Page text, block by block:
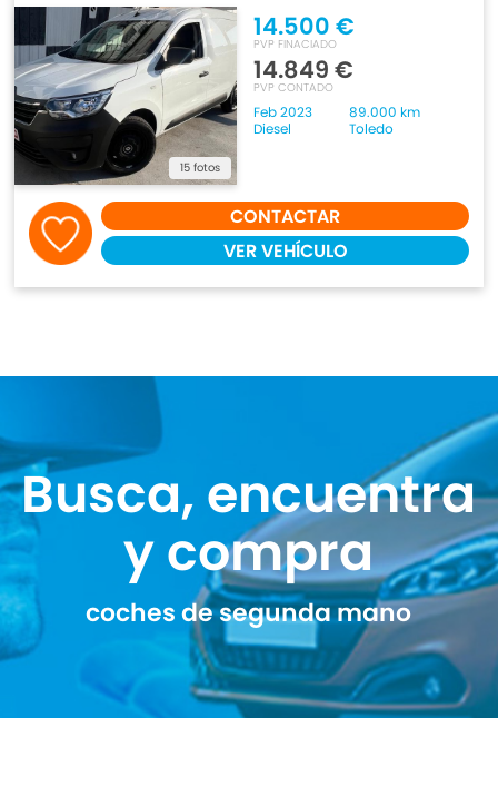
15 fotos
14.500 €
PVP FINACIADO
14.849 €
PVP CONTADO
Feb 2023
89.000 km
Diesel
Toledo
CONTACTAR
VER VEHÍCULO
Busca, encuentra
y compra
coches de segunda mano